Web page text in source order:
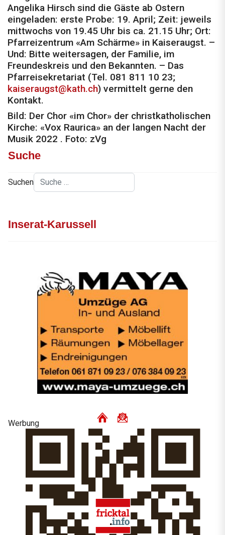
Angelika Hirsch sind die Gäste ab Ostern
eingeladen: erste Probe: 19. April; Zeit: jeweils
mittwochs von 19.45 Uhr bis ca. 21.15 Uhr; Ort:
Pfarreizentrum «Am Schärme» in Kaiseraugst. –
Und: Bitte weitersagen, der Familie, im
Freundeskreis und den Bekannten. – Das
Pfarreisekretariat (Tel. 081 811 10 23;
kaiseraugst@kath.ch) vermittelt gerne den
Kontakt.
Bild: Der Chor «im Chor» der christkatholischen
Kirche: «Vox Raurica» an der langen Nacht der
Musik 2022 . Foto: zVg
Suche
Suchen
Inserat-Karussell
Werbung